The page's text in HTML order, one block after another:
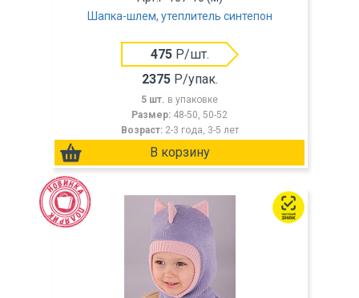
Шапка-шлем, утеплитель синтепон
475Р/шт.
2375Р/упак.
5 шт. в упаковке
Размер: 48-50, 50-52
Возраст: 2-3 года, 3-5 лет